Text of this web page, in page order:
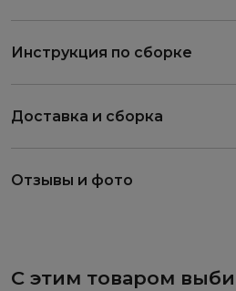
Инструкция по сборке
Доставка и сборка
Отзывы и фото
С этим товаром